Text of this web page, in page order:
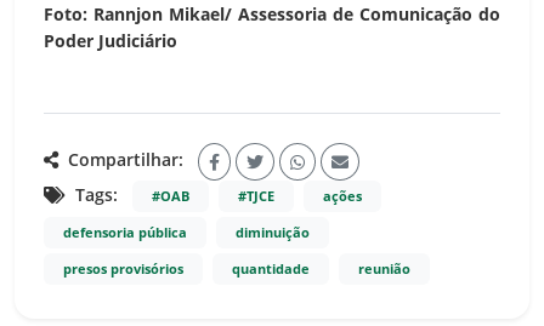
Foto: Rannjon Mikael/ Assessoria de Comunicação do
Poder Judiciário
Compartilhar:
Tags:
#OAB #TJCE ações
defensoria pública diminuição
presos provisórios quantidade reunião